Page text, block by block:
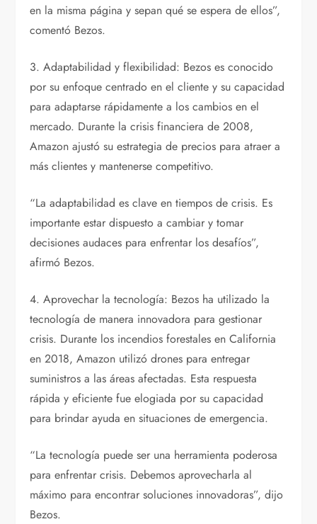
en la misma página y sepan qué se espera de ellos”,
comentó Bezos.
3. Adaptabilidad y flexibilidad: Bezos es conocido
por su enfoque centrado en el cliente y su capacidad
para adaptarse rápidamente a los cambios en el
mercado. Durante la crisis financiera de 2008,
Amazon ajustó su estrategia de precios para atraer a
más clientes y mantenerse competitivo.
“La adaptabilidad es clave en tiempos de crisis. Es
importante estar dispuesto a cambiar y tomar
decisiones audaces para enfrentar los desafíos”,
afirmó Bezos.
4. Aprovechar la tecnología: Bezos ha utilizado la
tecnología de manera innovadora para gestionar
crisis. Durante los incendios forestales en California
en 2018, Amazon utilizó drones para entregar
suministros a las áreas afectadas. Esta respuesta
rápida y eficiente fue elogiada por su capacidad
para brindar ayuda en situaciones de emergencia.
“La tecnología puede ser una herramienta poderosa
para enfrentar crisis. Debemos aprovecharla al
máximo para encontrar soluciones innovadoras”, dijo
Bezos.